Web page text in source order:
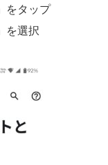
をタップ
を選択